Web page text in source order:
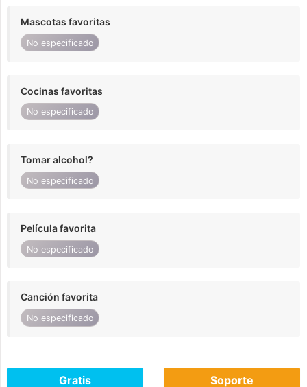
Mascotas favoritas
No especificado
Cocinas favoritas
No especificado
Tomar alcohol?
No especificado
Película favorita
No especificado
Canción favorita
No especificado
Gratis Soporte